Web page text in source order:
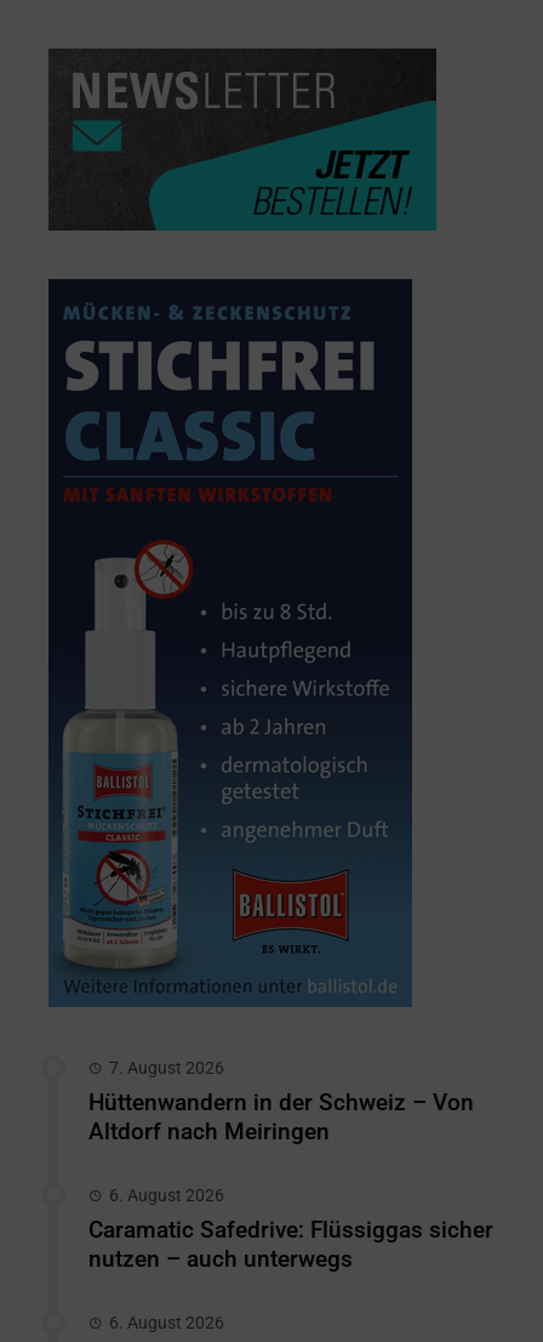
7. August 2026
Hüttenwandern in der Schweiz – Von
Altdorf nach Meiringen
6. August 2026
Caramatic Safedrive: Flüssiggas sicher
nutzen – auch unterwegs
6. August 2026